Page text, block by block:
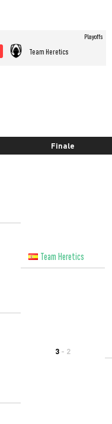
Team Heretics
Playoffs
Finale
Team Heretics
3 - 2